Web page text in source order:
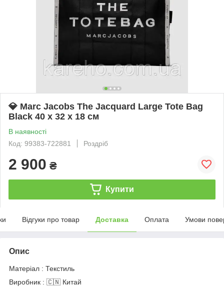
💎 Marc Jacobs The Jacquard Large Tote Bag
Black 40 х 32 х 18 см
В наявності
Код: 99383-722881
Роздріб
2 900 ₴
Купити
Відгуки про товар Доставка Оплата Умови
Опис
Матеріал : Текстиль
Виробник : 🇨🇳 Китай